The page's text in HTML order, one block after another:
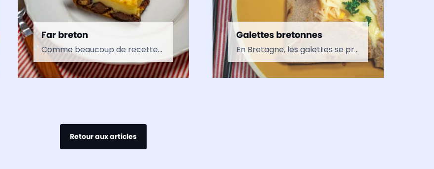
Far breton
Comme beaucoup de recettes, celle du far breton évolua au cours des siècles. Ainsi, la recette actuelle s’apparente à celle du XIXe siècle. On doit la présence de pruneaux, dans…
Galettes bretonnes
En Bretagne, les galettes se préparent avec de la farine de sarrasin, aussi appelé farine de blé noir. Traditionnellement, l’ajout de l’œuf à la pâte est facultatif. Néanmoins, sans ce…
Retour aux articles